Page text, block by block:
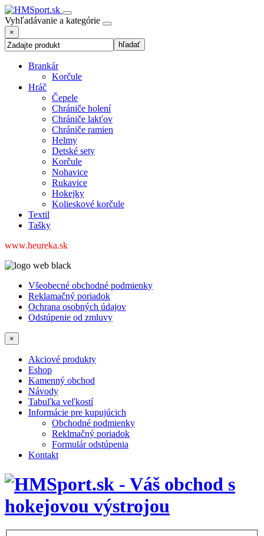
Vyhľadávanie a kategórie
×
Brankár
Korčule
Hráč
Čepele
Chrániče holení
Chrániče lakťov
Chrániče ramien
Helmy
Detské sety
Korčule
Nohavice
Rukavice
Hokejky
Kolieskové korčule
Textil
Tašky
www.heureka.sk
Všeobecné obchodné podmienky
Reklamačný poriadok
Ochrana osobných údajov
Odstúpenie od zmluvy
×
Akciové produkty
Eshop
Kamenný obchod
Návody
Tabuľka veľkostí
Informácie pre kupujúcich
Obchodné podmienky
Reklmačný poriadok
Formulár odstúpenia
Kontakt